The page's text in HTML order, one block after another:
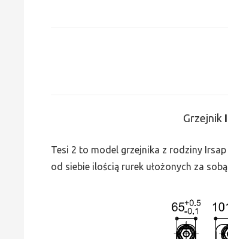
Grzejnik
Tesi 2 to model grzejnika z rodziny
od siebie ilością rurek ułożonych za